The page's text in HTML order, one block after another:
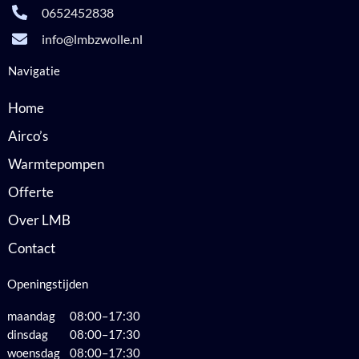
0652452838
info@lmbzwolle.nl
Navigatie
Home
Airco’s
Warmtepompen
Offerte
Over LMB
Contact
Openingstijden
maandag 08:00–17:30
dinsdag 08:00–17:30
woensdag 08:00–17:30